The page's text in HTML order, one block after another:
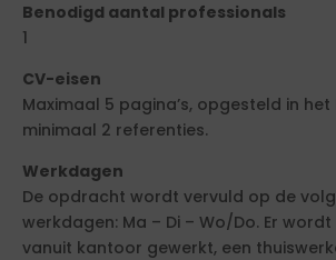
Benodigd aantal professionals
1
CV-eisen
Maximaal 5 pagina’s, opgesteld in
minimaal 2 referenties.
Werkdagen
De opdracht wordt vervuld op de
werkdagen: Ma – Di – Wo/Do. Er
vanuit kantoor gewerkt, een